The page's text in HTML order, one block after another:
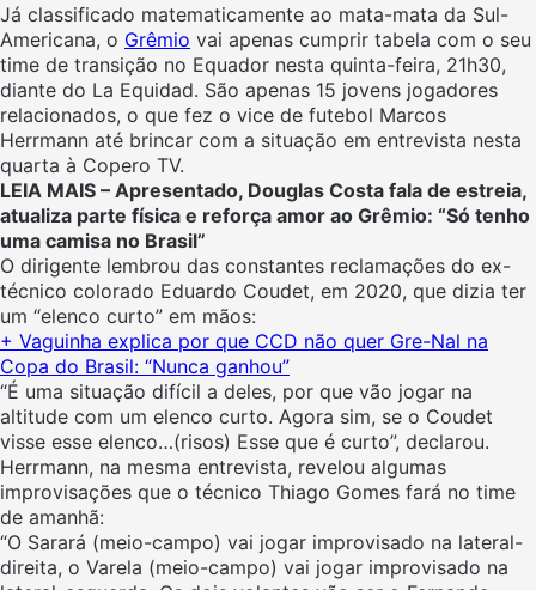
Já classificado matematicamente ao mata-mata da Sul-
Americana, o Grêmio vai apenas cumprir tabela com o seu
time de transição no Equador nesta quinta-feira, 21h30,
diante do La Equidad. São apenas 15 jovens jogadores
relacionados, o que fez o vice de futebol Marcos
Herrmann até brincar com a situação em entrevista nesta
quarta à Copero TV.
LEIA MAIS – Apresentado, Douglas Costa fala de estreia,
atualiza parte física e reforça amor ao Grêmio: “Só tenho
uma camisa no Brasil”
O dirigente lembrou das constantes reclamações do ex-
técnico colorado Eduardo Coudet, em 2020, que dizia ter
um “elenco curto” em mãos:
+ Vaguinha explica por que CCD não quer Gre-Nal na
Copa do Brasil: “Nunca ganhou”
“É uma situação difícil a deles, por que vão jogar na
altitude com um elenco curto. Agora sim, se o Coudet
visse esse elenco…(risos) Esse que é curto”, declarou.
Herrmann, na mesma entrevista, revelou algumas
improvisações que o técnico Thiago Gomes fará no time
de amanhã:
“O Sarará (meio-campo) vai jogar improvisado na lateral-
direita, o Varela (meio-campo) vai jogar improvisado na